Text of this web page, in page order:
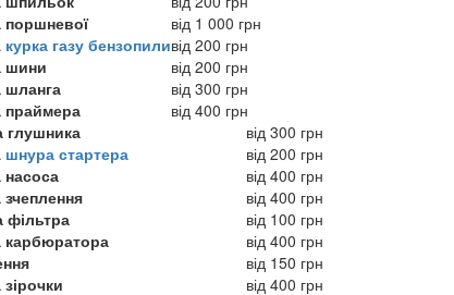
поршневої
від 1 000 грн
курка газу бензопиливід 200 грн
шини
від 200 грн
шланга
від 300 грн
праймера
від 400 грн
глушника
від 300 грн
шнура стартера
від 200 грн
насоса
від 400 грн
зчеплення
від 400 грн
фільтра
від 100 грн
карбюратора
від 400 грн
від 150 грн
від 400 грн